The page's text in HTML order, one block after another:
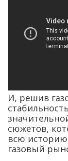
И, решив
сюжетов,
всю историю
газовый